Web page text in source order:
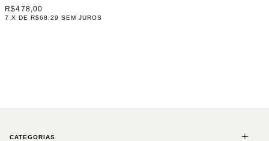
R$478,00
7 X DER$68,29 SEM JUROS
CATEGORIAS